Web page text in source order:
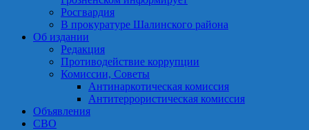
Росгвардия
В прокуратуре Шалинского района
Об издании
Редакция
Противодействие коррупции
Комиссии, Советы
Антинаркотическая комиссия
Антитеррористическая комиссия
Объявления
СВО